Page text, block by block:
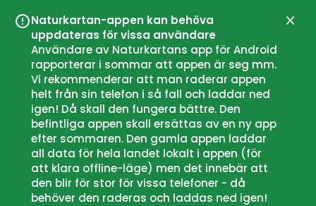
Naturkartan-appen kan behöva
uppdateras för vissa användare
Användare av Naturkartans app för Android
rapporterar i sommar att appen är seg mm.
Vi rekommenderar att man raderar appen
helt från sin telefon i så fall och laddar ned
igen! Då skall den fungera bättre. Den
befintliga appen skall ersättas av en ny app
efter sommaren. Den gamla appen laddar
all data för hela landet lokalt i appen (för
att klara offline-läge) men det innebär att
den blir för stor för vissa telefoner - då
behöver den raderas och laddas ned igen!